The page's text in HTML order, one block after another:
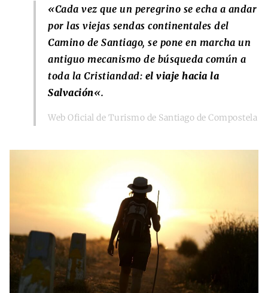
«Cada vez que un peregrino se echa a andar
por las viejas sendas continentales del
Camino de Santiago, se pone en marcha un
antiguo mecanismo de búsqueda común a
toda la Cristiandad: el viaje hacia la
Salvación«.
Web Oficial de Turismo de Santiago de Compostela